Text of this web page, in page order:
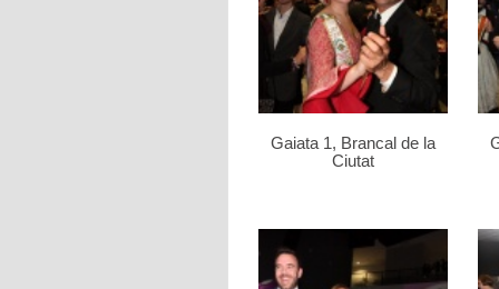
Gaiata 1, Brancal de la
Ciutat